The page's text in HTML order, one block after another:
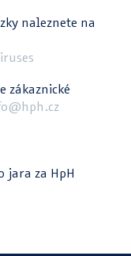
naleznete na
zákaznické
jara za HpH